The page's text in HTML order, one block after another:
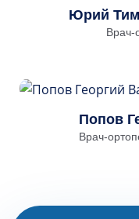
Юрий
Врач-
Попов
Врач-